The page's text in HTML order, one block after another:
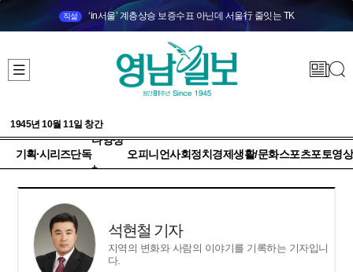
직설 ‘in서울’ 계층상승 보증수표 아닌데 서울行 줄잇는 TK
1945년 10월 11일 창간
기획·시리즈단독
다양성
+
오피니언사회정치 경제생활/문화스포츠포토영상
석현철 기자
지역의 변화와 사람의 이야기를 기록하는 기자입니
다.